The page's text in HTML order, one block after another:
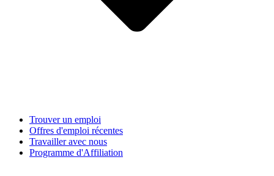
Trouver un emploi
Offres d'emploi récentes
Travailler avec nous
Programme d'Affiliation